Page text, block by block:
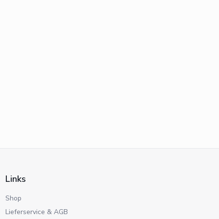
Links
Shop
Lieferservice & AGB